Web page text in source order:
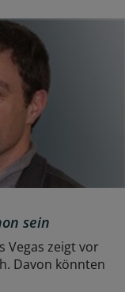
sein
Vegas zeigt vor
Davon könnten